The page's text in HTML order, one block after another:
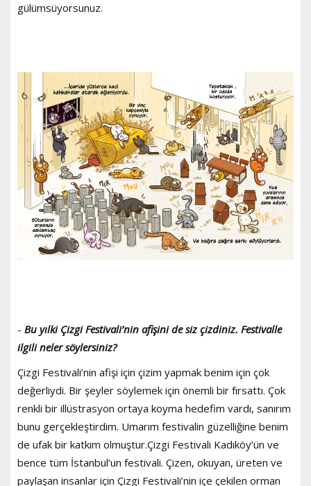
gülümsüyorsunuz.
- Bu yılki Çizgi Festivali’nin afişini de siz çizdiniz. Festivalle
ilgili neler söylersiniz?
Çizgi Festivali’nin afişi için çizim yapmak benim için çok
değerliydi. Bir şeyler söylemek için önemli bir fırsattı. Çok
renkli bir illüstrasyon ortaya koyma hedefim vardı, sanırım
bunu gerçekleştirdim. Umarım festivalin güzelliğine benim
de ufak bir katkım olmuştur.Çizgi Festivali Kadıköy’ün ve
bence tüm İstanbul’un festivali. Çizen, okuyan, üreten ve
paylaşan insanlar için Çizgi Festivali’nin içe çekilen orman